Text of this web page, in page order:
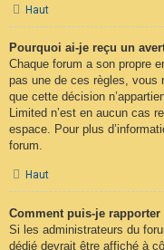
Haut
Pourquoi ai-je reçu un
Chaque forum a son propre
pas une de ces règles, vous
que cette décision
Limited n’est en aucun cas
espace. Pour plus
forum.
Haut
Comment puis-je
Si les administrateurs du
dédié devrait être affiché à